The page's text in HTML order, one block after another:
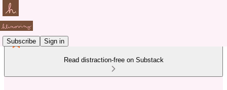
Subscribe Sign in
Read distraction-free on Substack